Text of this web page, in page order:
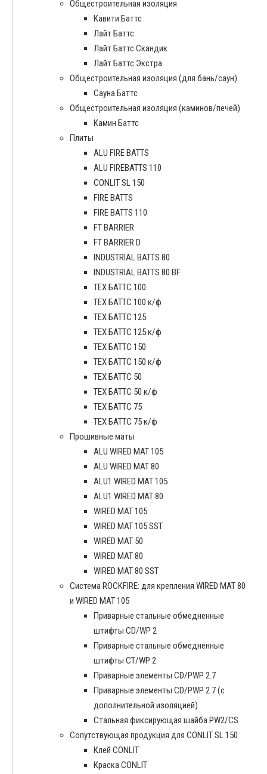
Общестроительная изоляция
Кавити Баттс
Лайт Баттс
Лайт Баттс Скандик
Лайт Баттс Экстра
Общестроительная изоляция (для бань/саун)
Сауна Баттс
Общестроительная изоляция (каминов/печей)
Камин Баттс
Плиты
ALU FIRE BATTS
ALU FIREBATTS 110
CONLIT SL 150
FIRE BATTS
FIRE BATTS 110
FT BARRIER
FT BARRIER D
INDUSTRIAL BATTS 80
INDUSTRIAL BATTS 80 BF
ТЕХ БАТТС 100
ТЕХ БАТТС 100 к/ф
ТЕХ БАТТС 125
ТЕХ БАТТС 125 к/ф
ТЕХ БАТТС 150
ТЕХ БАТТС 150 к/ф
ТЕХ БАТТС 50
ТЕХ БАТТС 50 к/ф
ТЕХ БАТТС 75
ТЕХ БАТТС 75 к/ф
Прошивные маты
ALU WIRED MAT 105
ALU WIRED MAT 80
ALU1 WIRED MAT 105
ALU1 WIRED MAT 80
WIRED MAT 105
WIRED MAT 105 SST
WIRED MAT 50
WIRED MAT 80
WIRED MAT 80 SST
Система ROCKFIRE: для крепления WIRED MAT 80
и WIRED MAT 105
Приварные стальные обмедненные
штифты CD/WP 2
Приварные стальные обмедненные
штифты CT/WP 2
Приварные элементы CD/PWP 2.7
Приварные элементы CD/PWP 2.7 (с
дополнительной изоляцией)
Стальная фиксирующая шайба PW2/CS
Сопутствующая продукция для CONLIT SL 150
Клей CONLIT
Краска CONLIT